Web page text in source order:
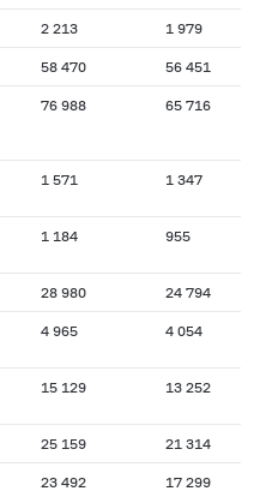
2 213 1 979
58 470 56 451
76 988 65 716
1 571 1 347
1 184 955
28 980 24 794
4 965 4 054
15 129 13 252
25 159 21 314
23 492 17 299